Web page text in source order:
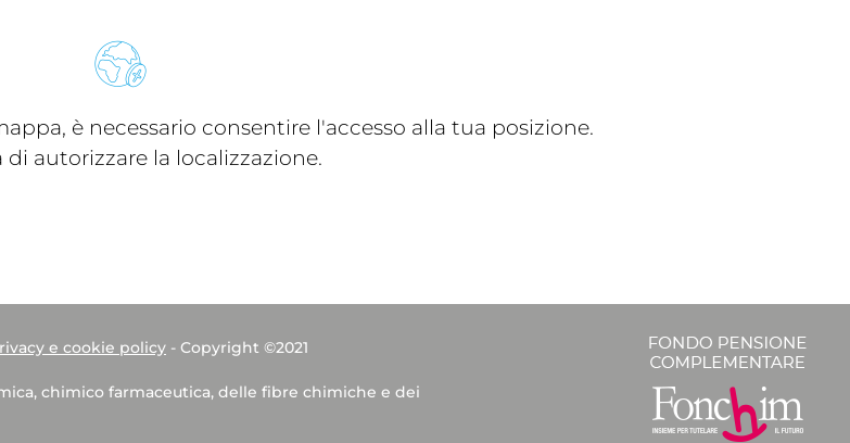
è necessario consentire l'accesso alla tua posizione.
di autorizzare la localizzazione.
e cookie policy - Copyright ©2021
chimico farmaceutica, delle fibre chimiche e dei